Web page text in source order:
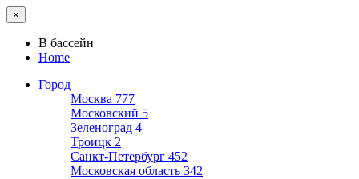
×
В бассейн
Home
Город
Москва 777
Московский 5
Зеленоград 4
Троицк 2
Санкт-Петербург 452
Московская область 342